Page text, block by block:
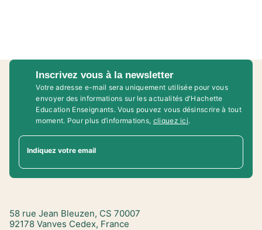
Inscrivez vous à la newsletter
Votre adresse e-mail sera uniquement utilisée pour vous
envoyer des informations sur les actualités d'Hachette
Education Enseignants. Vous pouvez vous désinscrire à tout
moment. Pour plus d’informations, cliquez ici.
Indiquez votre email
58 rue Jean Bleuzen, CS 70007
92178 Vanves Cedex, France